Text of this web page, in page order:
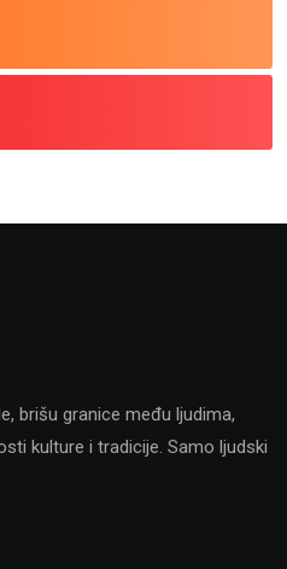
brišu granice među ljudima,
kulture i tradicije. Samo ljudski